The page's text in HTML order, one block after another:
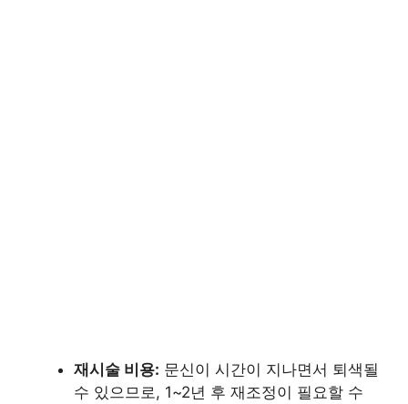
재시술 비용: 문신이 시간이 지나면서 퇴색될
수 있으므로, 1~2년 후 재조정이 필요할 수